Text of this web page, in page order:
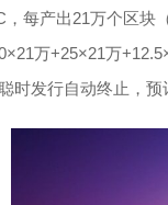
，每产出21万个区
万+25×21万
时发行自动终止，预